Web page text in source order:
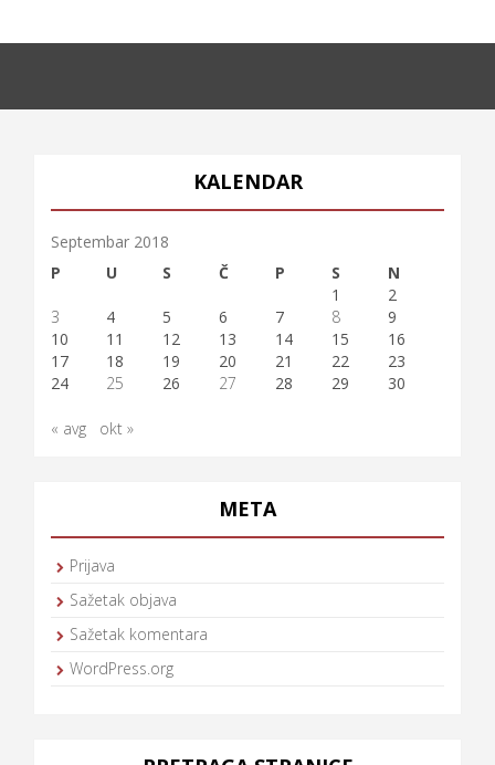
KALENDAR
Septembar 2018
P
U S Č P S
N
1
2
3
4 5 6 7 8
9
10
11 12 13 14 15
16
17
18 19 20 21 22
23
24
25 26 27 28 29 30
« avg okt »
META
Prijava
Sažetak objava
Sažetak komentara
WordPress.org